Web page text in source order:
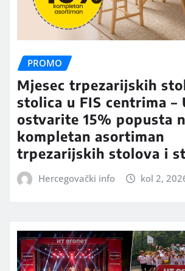
PROMO
Mjesec trpezarijskih
stolica u FIS centrima –
ostvarite 15% popusta
kompletan asortiman
trpezarijskih stolova i
Hercegovački info kol 2,